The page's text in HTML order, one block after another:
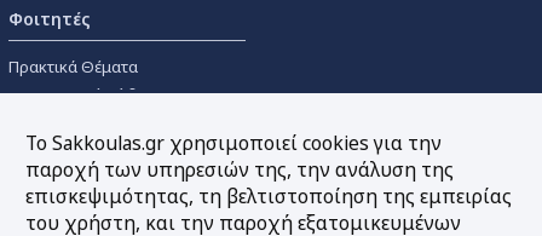
Φοιτητές
Πρακτικά Θέματα
Οικονομικοί Κώδικες
Συγγραμμάτων
Εργαλεία
Το Sakkoulas.gr χρησιμοποιεί cookies για την
παροχή των υπηρεσιών της, την ανάλυση της
επισκεψιμότητας, τη βελτιστοποίηση της εμπειρίας
του χρήστη, και την παροχή εξατομικευμένων